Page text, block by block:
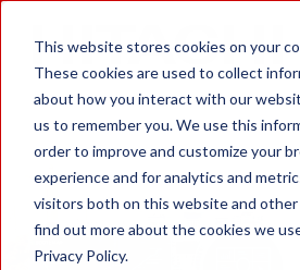
This website stores cookies on your
These cookies are used to collect
about how you interact with our
us to remember you. We use this
order to improve and customize your
experience and for analytics and
visitors both on this website and other
find out more about the cookies we
Privacy Policy.